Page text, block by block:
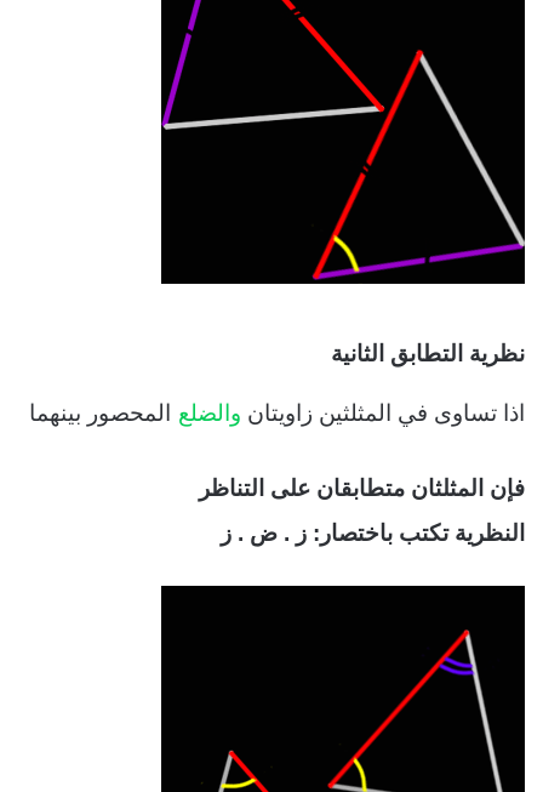
نظرية التطابق الثانية
اذا تساوى في المثلثين زاويتان والضلع المحصور بينهما
فإن المثلثان متطابقان على التناظر
النظرية تكتب باختصار: ز . ض . ز